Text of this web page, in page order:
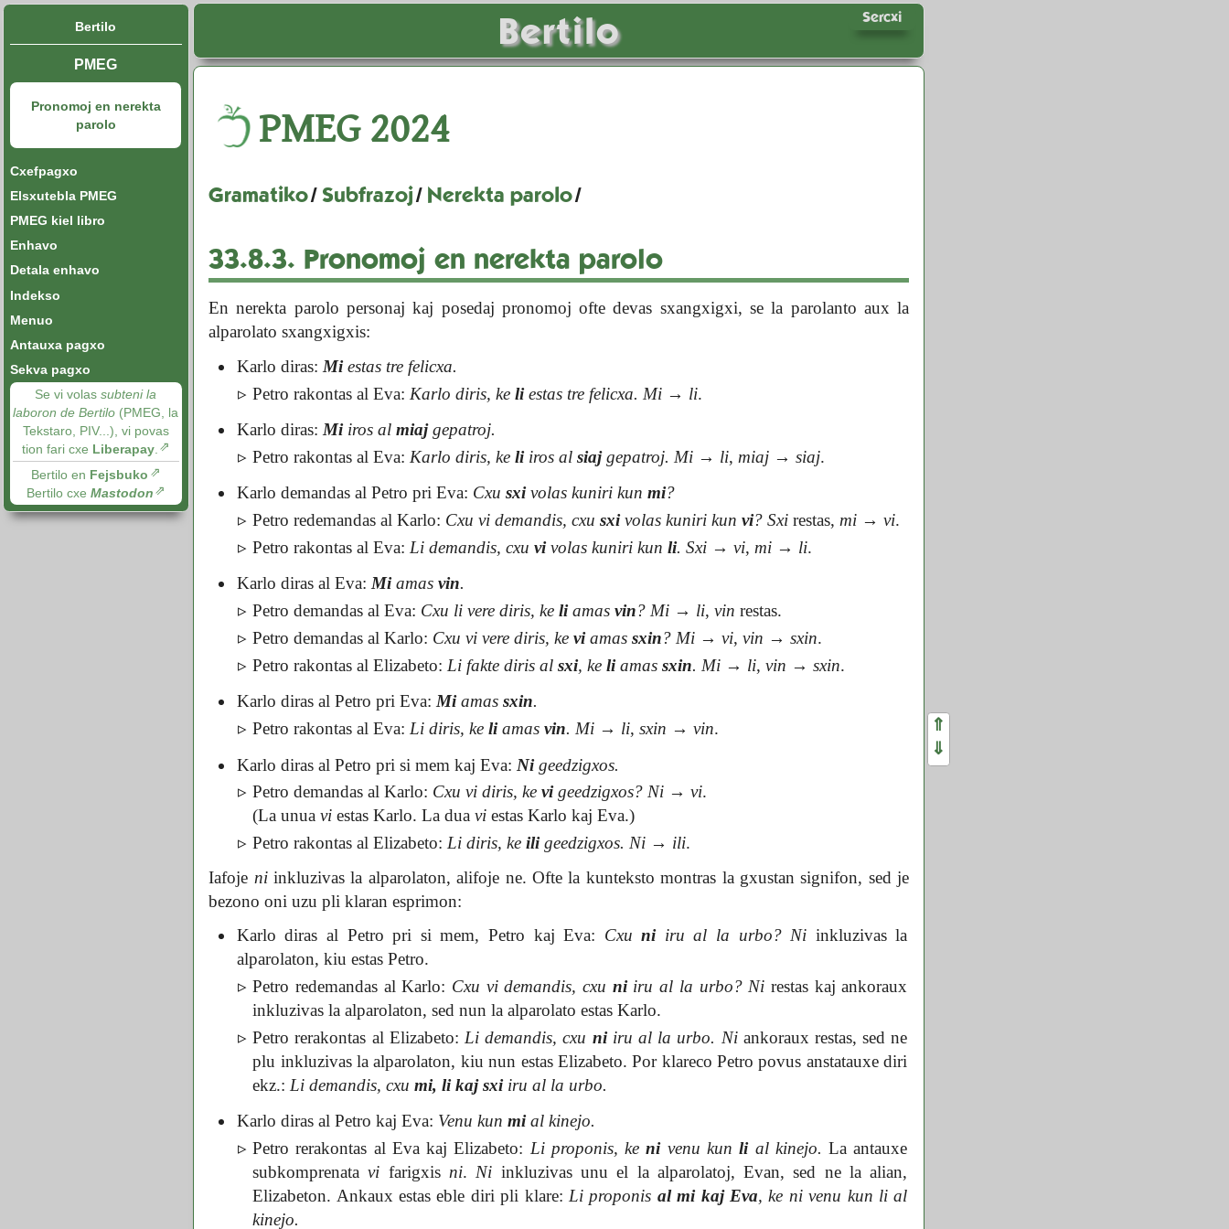
Bertilo Sercxi
Bertilo
PMEG
Pronomoj en nerekta
parolo
Cxefpagxo
Elsxutebla PMEG
PMEG kiel libro
Enhavo
Detala enhavo
Indekso
Menuo
Antauxa pagxo
Sekva pagxo
Se vi volassubteni la
laboron de Bertilo (PMEG, la
Tekstaro, PIV...), vi povas
tion fari cxe Liberapay.
Bertilo en Fejsbuko
Bertilo cxe Mastodon
PMEG2024
Gramatiko/ Subfrazoj/ Nerekta parolo/
33.8.3. Pronomoj en nerekta parolo
En nerekta parolo personaj kaj posedaj pronomoj ofte devas sxangxigxi, se la parolanto aux la
alparolato sxangxigxis:
Karlo diras: Miestas tre felicxa.
Petro rakontas al Eva: Karlo diris, keliestas tre felicxa. Mi → li.
Karlo diras:Miiros al miajgepatroj.
Petro rakontas al Eva: Karlo diris, keliiros alsiajgepatroj. Mi → li, miaj → siaj.
Karlo demandas al Petro pri Eva: Cxu sxivolas kuniri kun mi?
Petro redemandas al Karlo: Cxu vi demandis, cxusxivolas kuniri kunvi? Sxi restas,mi → vi.
Petro rakontas al Eva: Li demandis, cxuvivolas kuniri kunli. Sxi → vi, mi → li.
Karlo diras al Eva:Miamas vin.
Petro demandas al Eva: Cxu li vere diris, keliamasvin? Mi → li,vin restas.
Petro demandas al Karlo: Cxu vi vere diris, keviamassxin? Mi → vi,vin → sxin.
Petro rakontas al Elizabeto: Li fakte diris alsxi, keliamassxin. Mi → li,vin → sxin.
Karlo diras al Petro pri Eva:Miamas sxin.
Petro rakontas al Eva: Li diris, keliamasvin. Mi → li,sxin → vin.
Karlo diras al Petro pri si mem kaj Eva: Nigeedzigxos.
Petro demandas al Karlo: Cxu vi diris, kevigeedzigxos? Ni → vi.
(La unuavi estas Karlo. La duavi estas Karlo kaj Eva.)
Petro rakontas al Elizabeto: Li diris, keiligeedzigxos. Ni → ili.
Iafoje niinkluzivas la alparolaton, alifoje ne. Ofte la kunteksto montras la gxustan signifon, sed je
bezono oni uzu pli klaran esprimon:
Karlo diras al Petro pri si mem, Petro kaj Eva: Cxuniiru al la urbo? Ni inkluzivas la
alparolaton, kiu estas Petro.
Petro redemandas al Karlo: Cxu vi demandis, cxu niiru al la urbo? Ni restas kaj ankoraux
inkluzivas la alparolaton, sed nun la alparolato estas Karlo.
Petro rerakontas al Elizabeto: Li demandis, cxu niiru al la urbo. Niankoraux restas, sed ne
plu inkluzivas la alparolaton, kiu nun estas Elizabeto. Por klareco Petro povus anstatauxe diri
ekz.: Li demandis, cxumi, li kaj sxiiru al la urbo.
Karlo diras al Petro kaj Eva: Venu kun mial kinejo.
Petro rerakontas al Eva kaj Elizabeto: Li proponis, kenivenu kunlial kinejo. La antauxe
subkomprenatavi farigxis ni. Ni inkluzivas unu el la alparolatoj, Evan, sed ne la alian,
Elizabeton. Ankaux estas eble diri pli klare: Li proponis al mi kaj Eva, ke ni venu kun li al
kinejo.
⇑
⇓